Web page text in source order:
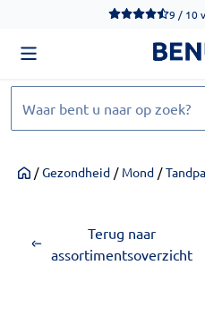
We werken momenteel hard9 / 10
Home
/ Gezondheid / Mond /
Terug naar
assortimentsoverzicht